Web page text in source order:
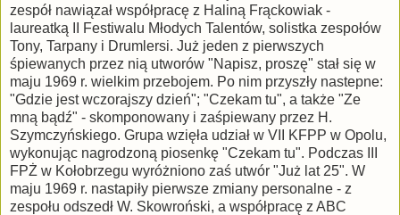
zespół nawiązał współpracę z Haliną Frąckowiak -
laureatką II Festiwalu Młodych Talentów, solistka zespołów
Tony, Tarpany i Drumlersi. Już jeden z pierwszych
śpiewanych przez nią utworów "Napisz, proszę" stał się w
maju 1969 r. wielkim przebojem. Po nim przyszły nastepne:
"Gdzie jest wczorajszy dzień"; "Czekam tu", a także "Ze
mną bądź" - skomponowany i zaśpiewany przez H.
Szymczyńskiego. Grupa wzięła udział w VII KFPP w Opolu,
wykonując nagrodzoną piosenkę "Czekam tu". Podczas III
FPŻ w Kołobrzegu wyróżniono zaś utwór "Już lat 25". W
maju 1969 r. nastapiły pierwsze zmiany personalne - z
zespołu odszedł W. Skowroński, a współpracę z ABC